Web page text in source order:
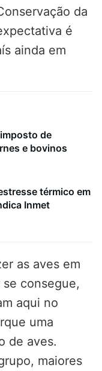
da
é
ainda em
de
e bovinos
térmico em
Inmet
as aves em
consegue,
aqui no
uma
de aves.
maiores